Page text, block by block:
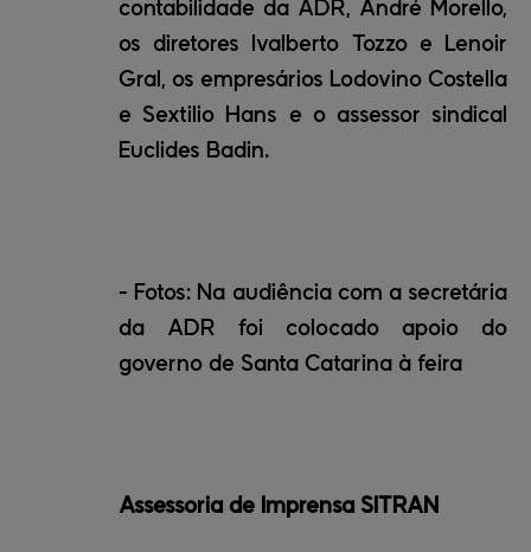
contabilidade da ADR, André Morello,
os diretores Ivalberto Tozzo e Lenoir
Gral, os empresários Lodovino Costella
e Sextilio Hans e o assessor sindical
Euclides Badin.
- Fotos: Na audiência com a secretária
da ADR foi colocado apoio do
governo de Santa Catarina à feira
Assessoria de Imprensa SITRAN